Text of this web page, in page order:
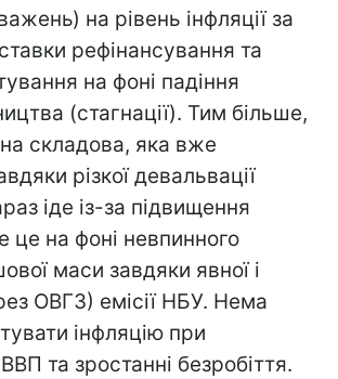
на рівень інфляції за
рефінансування та
на фоні падіння
(стагнації). Тим більше,
складова, яка вже
різкої девальвації
іде із-за підвищення
це на фоні невпинного
маси завдяки явної і
ОВГЗ) емісії НБУ. Нема
інфляцію при
та зростанні безробіття.